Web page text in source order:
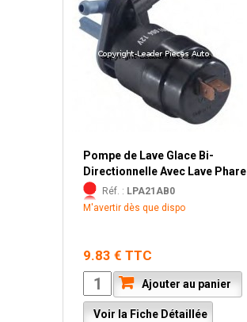
Pompe de Lave Glace Bi-
Directionnelle Avec Lave Phare
Réf. : LPA21AB0
M'avertir dès que dispo
9.83 € TTC
Ajouter au panier
Voir la Fiche Détaillée